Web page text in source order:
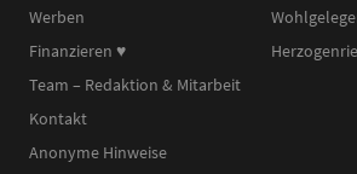
Werben
Finanzieren ♥︎
Team – Redaktion & Mitarbeit
Kontakt
Anonyme Hinweise